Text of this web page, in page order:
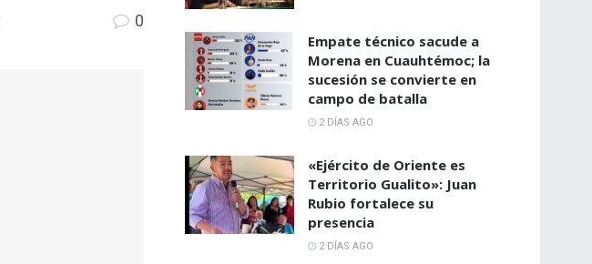
0
Empate técnico sacude a
Morena en Cuauhtémoc; la
sucesión se convierte en
campo de batalla
2 DÍAS AGO
«Ejército de Oriente es
Territorio Gualito»: Juan
Rubio fortalece su
presencia
2 DÍAS AGO